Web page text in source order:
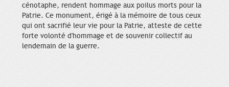
cénotaphe, rendent hommage aux poilus morts pour la
Patrie. Ce monument, érigé à la mémoire de tous ceux
qui ont sacrifié leur vie pour la Patrie, atteste de cette
forte volonté d'hommage et de souvenir collectif au
lendemain de la guerre.